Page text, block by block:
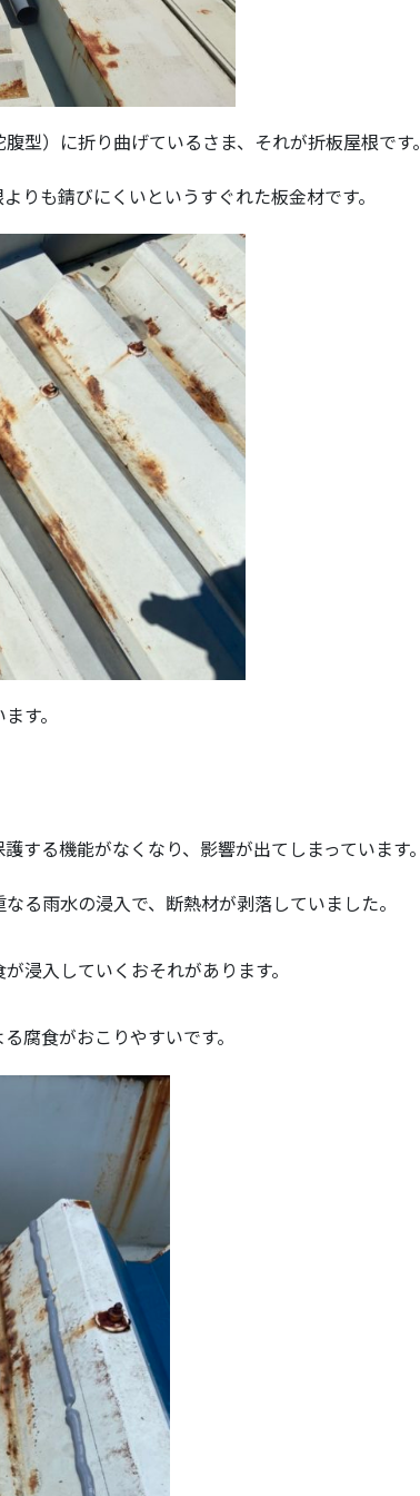
型）に折り曲げているさま、それが折板屋根です。
りも錆びにくいというすぐれた板金材です。
す。
する機能がなくなり、影響が出てしまっています。
る雨水の浸入で、断熱材が剥落していました。
浸入していくおそれがあります。
腐食がおこりやすいです。